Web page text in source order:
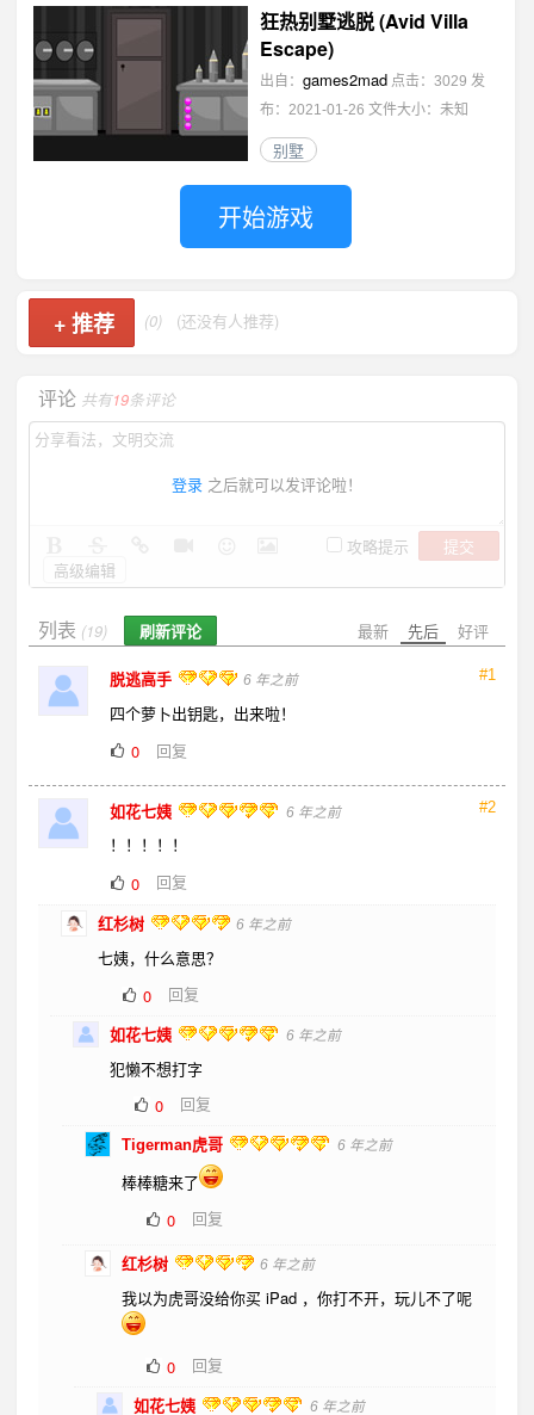
狂热别墅逃脱 (Avid Villa
Escape)
出自： games2mad 点击：3029 发
布：2021-01-26 文件大小：未知
别墅
开始游戏
+推荐 (0) (还没有人推荐)
评论 共有19条评论
登录 之后就可以发评论啦！
攻略提示
提交
高级编辑
最新 先后 好评
列表 (19) 刷新评论
#1
脱逃高手 6 年之前
四个萝卜出钥匙，出来啦！
0
回复
#2
如花七姨 6 年之前
！！！！！
0
回复
红杉树 6 年之前
七姨，什么意思？
0
回复
如花七姨 6 年之前
犯懒不想打字
0
回复
Tigerman虎哥 6 年之前
棒棒糖来了
0
回复
红杉树 6 年之前
我以为虎哥没给你买 iPad ，你打不开，玩儿不了呢
0 回复
如花七姨 6 年之前